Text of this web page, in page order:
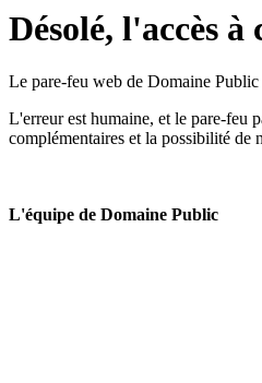
Désolé, l'accès à
Le pare-feu web de Domaine Public
L'erreur est humaine, et le pare-feu
complémentaires et la possibilité de
L'équipe de Domaine Public